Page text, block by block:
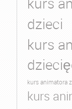
dzieci
kurs
kurs animatora
kurs